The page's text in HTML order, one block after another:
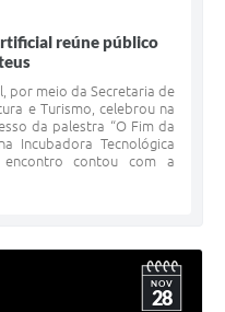
reúne público
por meio da Secretaria de
e Turismo, celebrou na
da palestra “O Fim da
Incubadora Tecnológica
contou com a
NOV
28